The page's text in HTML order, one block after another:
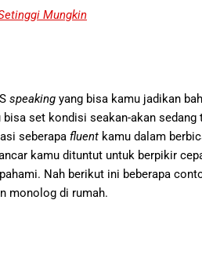
Mungkin
speaking yang bisa kamu jadikan
set kondisi seakan-akan sedang
seberapa fluent kamu dalam
kamu dituntut untuk berpikir
Nah berikut ini beberapa
monolog di rumah.